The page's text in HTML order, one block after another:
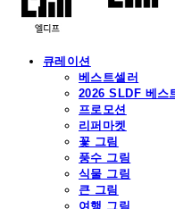
큐레이션
베스트셀러
2026 SLDF 베스
프로모션
리퍼마켓
꽃 그림
풍수 그림
식물 그림
큰 그림
여행 그림